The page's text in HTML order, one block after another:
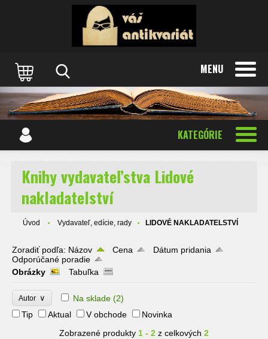
MENU
KATEGÓRIE
Knihy vydavateľstva Lidové
nakladatelství
Úvod Vydavateľ, edície, rady LIDOVÉ NAKLADATELSTVÍ
Zoradiť podľa: Názov Cena
Dátum pridania
Odporúčané poradie
Obrázky
Tabuľka
Autor ∨ Na sklade (2)
Tip
Aktual V obchode
Novinka
Zobrazené produkty 1 - 2 z celkových 2